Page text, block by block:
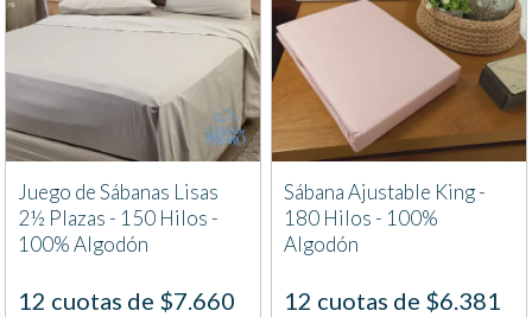
Juego de Sábanas Lisas
2½ Plazas - 150 Hilos -
100% Algodón
12 cuotas de $7.660
Sábana Ajustable King -
180 Hilos - 100%
Algodón
12 cuotas de $6.381